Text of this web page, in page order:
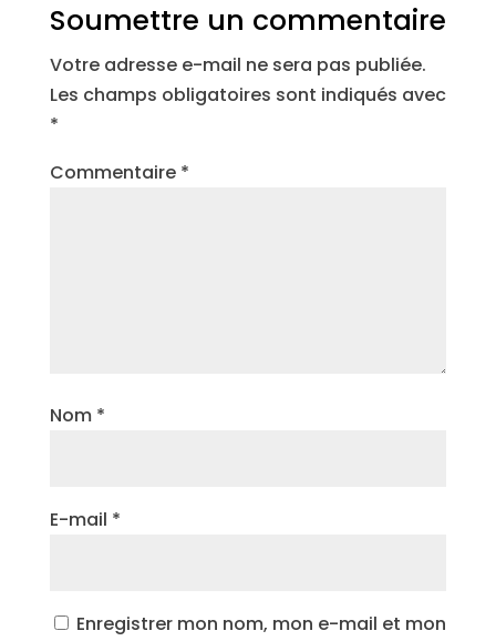
Soumettre un commentaire
Votre adresse e-mail ne sera pas publiée.
Les champs obligatoires sont indiqués avec
*
Commentaire *
Nom *
E-mail *
Enregistrer mon nom, mon e-mail et mon